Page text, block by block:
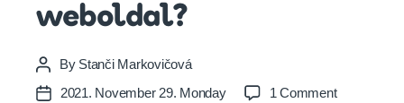
weboldal?
Post
author
By Stanči Markovičová
Post2021. November 29. Monday 1 Commenton